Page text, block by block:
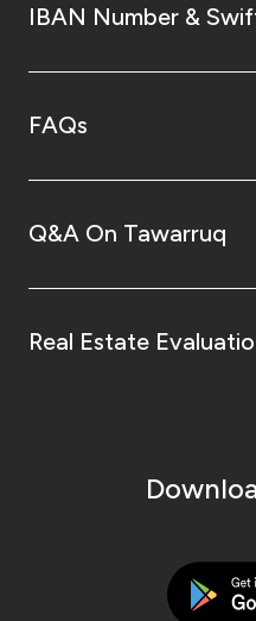
IBAN Number &
FAQs
Q&A On Tawarruq
Real Estate